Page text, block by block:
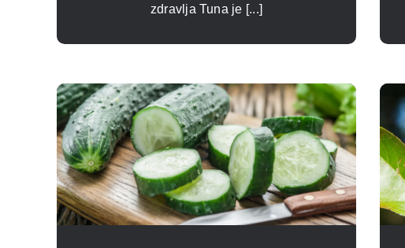
zdravlja Tuna je [...]